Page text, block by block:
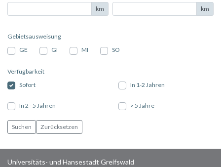
km
km
Gebietsausweisung
GE
GI MI SO
Verfügbarkeit
Sofort
In 1-2 Jahren
In 2 - 5 Jahren > 5 Jahre
Universitäts- und Hansestadt Greifswald